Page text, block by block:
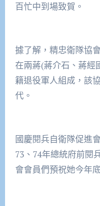
百忙中到場致賀。
據了解，精忠衛隊協
在兩蔣(蔣介石、蔣經
籍退役軍人組成，該
代。
國慶閱兵自衛隊促進
73、74年總統府前閱
會會員們預祝她今年